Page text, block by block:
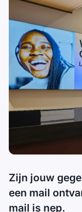
Zijn jouw
een mail
mail is nep.